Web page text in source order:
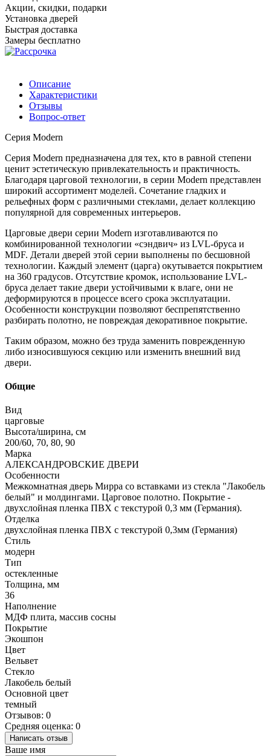
Акции, скидки, подарки
Установка дверей
Быстрая доставка
Замеры бесплатно
Описание
Характеристики
Отзывы
Вопрос-ответ
Серия Modern
Серия Modern предназначена для тех, кто в равной степени
ценит эстетическую привлекательность и практичность.
Благодаря царговой технологии, в серии Modern представлен
широкий ассортимент моделей. Сочетание гладких и
рельефных форм с различными стеклами, делает коллекцию
популярной для современных интерьеров.
Царговые двери серии Modern изготавливаются по
комбинированной технологии «сэндвич» из LVL-бруса и
МDF. Детали дверей этой серии выполнены по бесшовной
технологии. Каждый элемент (царга) окутывается покрытием
на 360 градусов. Отсутствие кромок, использование LVL-
бруса делает такие двери устойчивыми к влаге, они не
деформируются в процессе всего срока эксплуатации.
Особенности конструкции позволяют беспрепятственно
разбирать полотно, не повреждая декоративное покрытие.
Таким образом, можно без труда заменить поврежденную
либо износившуюся секцию или изменить внешний вид
двери.
Общие
Вид
царговые
Высота/ширина, см
200/60, 70, 80, 90
Марка
АЛЕКСАНДРОВСКИЕ ДВЕРИ
Особенности
Межкомнатная дверь Мирра со вставками из стекла "Лакобель
белый" и молдингами. Царговое полотно. Покрытие -
двухслойная пленка ПВХ с текстурой 0,3 мм (Германия).
Отделка
двухслойная пленка ПВХ с текстурой 0,3мм (Германия)
Стиль
модерн
Тип
остекленные
Толщина, мм
36
Наполнение
МДФ плита, массив сосны
Покрытие
Экошпон
Цвет
Вельвет
Стекло
Лакобель белый
Основной цвет
темный
Отзывов: 0
Средняя оценка: 0
Написать отзыв
Ваше имя